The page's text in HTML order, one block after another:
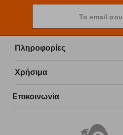
Το email σου
Πληροφορίες
Χρήσιμα
Επικοινωνία